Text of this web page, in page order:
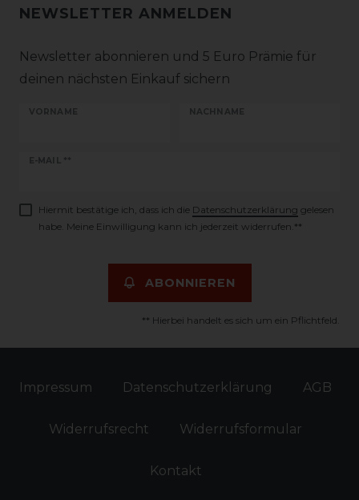
NEWSLETTER ANMELDEN
Newsletter abonnieren und 5 Euro Prämie für
deinen nächsten Einkauf sichern
VORNAME NACHNAME
E-MAIL **
Newsletter
Hiermit bestätige ich, dass ich die Daten­schutz­erklärung gelesen
habe. Meine Einwilligung kann ich jederzeit widerrufen.**
ABONNIEREN
** Hierbei handelt es sich um ein Pflichtfeld.
Impressum Daten­schutz­erklärung AGB
Widerrufs­recht Widerrufs­formular
Kontakt